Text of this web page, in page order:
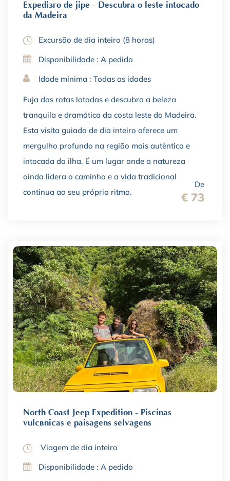
Expedição de jipe - Descubra o leste intocado
da Madeira
De
€ 73
Excursão de dia inteiro (8 horas)
Disponibilidade : A pedido
Idade mínima : Todas as idades
Fuja das rotas lotadas e descubra a beleza
tranquila e dramática da costa leste da Madeira.
Esta visita guiada de dia inteiro oferece um
mergulho profundo na região mais autêntica e
intocada da ilha. É um lugar onde a natureza
ainda lidera o caminho e a vida tradicional
continua ao seu próprio ritmo.
North Coast Jeep Expedition - Piscinas
vulcânicas e paisagens selvagens
Viagem de dia inteiro
Disponibilidade : A pedido